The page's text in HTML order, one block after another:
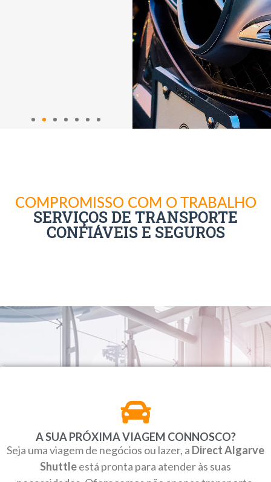
went smoothly 5
stars for an
excellent service !
again
COMPROMISSO COM O TRABALHO
SERVIÇOS DE TRANSPORTE
CONFIÁVEIS E SEGUROS
A SUA PRÓXIMA VIAGEM CONNOSCO?
Seja uma viagem de negócios ou lazer, a Direct Algarve
Shuttleestá pronta para atender às suas